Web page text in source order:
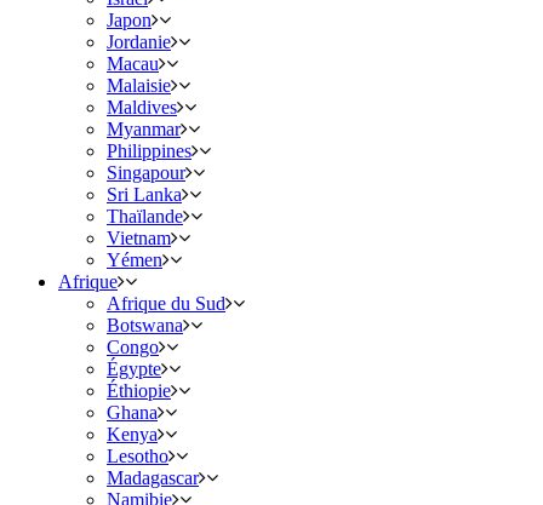
Japon
Jordanie
Macau
Malaisie
Maldives
Myanmar
Philippines
Singapour
Sri Lanka
Thaïlande
Vietnam
Yémen
Afrique
Afrique du Sud
Botswana
Congo
Égypte
Éthiopie
Ghana
Kenya
Lesotho
Madagascar
Namibie